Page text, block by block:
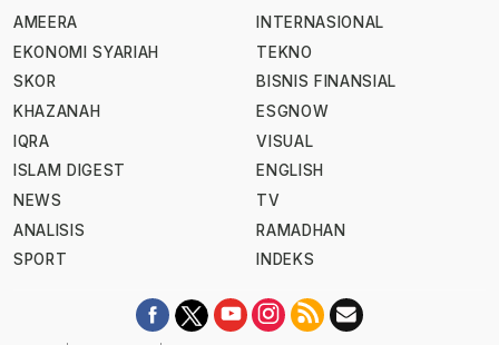
AMEERA
EKONOMI SYARIAH
SKOR
KHAZANAH
IQRA
ISLAM DIGEST
NEWS
ANALISIS
SPORT
INTERNASIONAL
TEKNO
BISNIS FINANSIAL
ESGNOW
VISUAL
ENGLISH
TV
RAMADHAN
INDEKS